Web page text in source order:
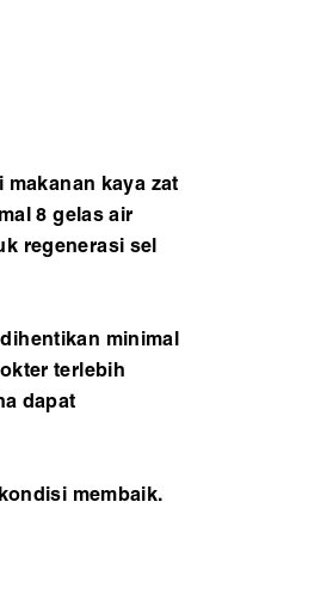
kaya zat
8 gelas air
regenerasi sel
minimal
terlebih
dapat
membaik.